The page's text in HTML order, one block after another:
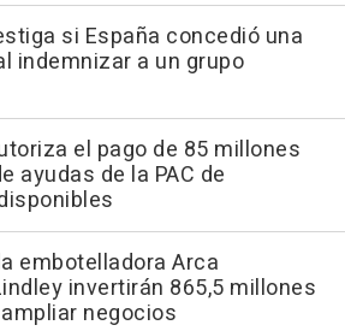
si España concedió una
indemnizar a un grupo
el pago de 85 millones
ayudas de la PAC de
embotelladora Arca
invertirán 865,5 millones
negocios